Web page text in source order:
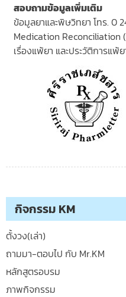
สอบถามข้อมูลเพิ่มเติม
ข้อมูลยาและพิษวิทยา โทร. 0
Medication Reconciliation
เรื่องแพ้ยา และประวัติการแพ้
กิจกรรม KM
ตั้งวง(เล่า)
ถามมา-ตอบไป กับ Mr.KM
หลักสูตรอบรม
ภาพกิจกรรม